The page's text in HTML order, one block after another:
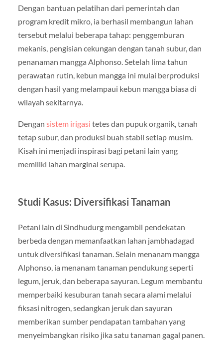
Dengan bantuan pelatihan dari pemerintah dan
program kredit mikro, ia berhasil membangun lahan
tersebut melalui beberapa tahap: penggemburan
mekanis, pengisian cekungan dengan tanah subur, dan
penanaman mangga Alphonso. Setelah lima tahun
perawatan rutin, kebun mangga ini mulai berproduksi
dengan hasil yang melampaui kebun mangga biasa di
wilayah sekitarnya.
Dengan sistem irigasi tetes dan pupuk organik, tanah
tetap subur, dan produksi buah stabil setiap musim.
Kisah ini menjadi inspirasi bagi petani lain yang
memiliki lahan marginal serupa.
Studi Kasus: Diversifikasi Tanaman
Petani lain di Sindhudurg mengambil pendekatan
berbeda dengan memanfaatkan lahan jambhadagad
untuk diversifikasi tanaman. Selain menanam mangga
Alphonso, ia menanam tanaman pendukung seperti
legum, jeruk, dan beberapa sayuran. Legum membantu
memperbaiki kesuburan tanah secara alami melalui
fiksasi nitrogen, sedangkan jeruk dan sayuran
memberikan sumber pendapatan tambahan yang
menyeimbangkan risiko jika satu tanaman gagal panen.